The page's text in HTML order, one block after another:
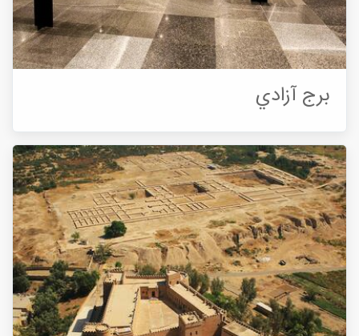
برج آزادي